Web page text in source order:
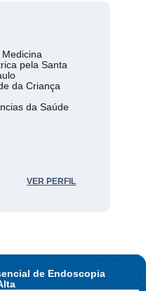
pela Santa
da Criança
da Saúde
VER PERFIL
de Endoscopia